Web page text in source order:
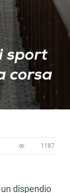
sport
corsa
1187
dispendio